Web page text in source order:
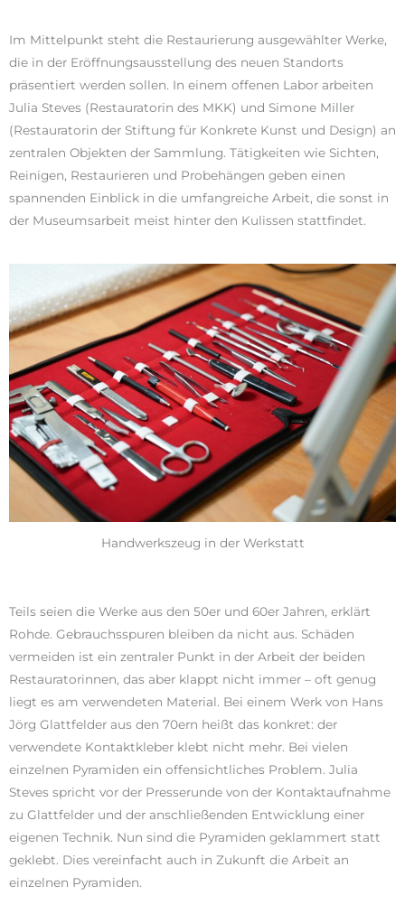
Im Mittelpunkt steht die Restaurierung ausgewählter Werke,
die in der Eröffnungsausstellung des neuen Standorts
präsentiert werden sollen. In einem offenen Labor arbeiten
Julia Steves (Restauratorin des MKK) und Simone Miller
(Restauratorin der Stiftung für Konkrete Kunst und Design) an
zentralen Objekten der Sammlung. Tätigkeiten wie Sichten,
Reinigen, Restaurieren und Probehängen geben einen
spannenden Einblick in die umfangreiche Arbeit, die sonst in
der Museumsarbeit meist hinter den Kulissen stattfindet.
Handwerkszeug in der Werkstatt
Teils seien die Werke aus den 50er und 60er Jahren, erklärt
Rohde. Gebrauchsspuren bleiben da nicht aus. Schäden
vermeiden ist ein zentraler Punkt in der Arbeit der beiden
Restauratorinnen, das aber klappt nicht immer – oft genug
liegt es am verwendeten Material. Bei einem Werk von Hans
Jörg Glattfelder aus den 70ern heißt das konkret: der
verwendete Kontaktkleber klebt nicht mehr. Bei vielen
einzelnen Pyramiden ein offensichtliches Problem. Julia
Steves spricht vor der Presserunde von der Kontaktaufnahme
zu Glattfelder und der anschließenden Entwicklung einer
eigenen Technik. Nun sind die Pyramiden geklammert statt
geklebt. Dies vereinfacht auch in Zukunft die Arbeit an
einzelnen Pyramiden.